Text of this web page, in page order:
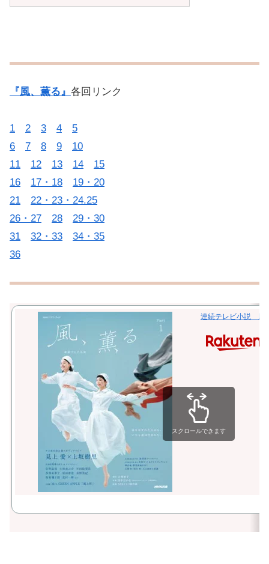
『風、薫る』 各回リンク
1 2 3 4
5
6
7 8 9
10
11
12 13 14
15
16
17・18
19・20
21
22・23・24.25
26・27
28
29・30
31
32・33
34・35
36
連続テレビ小説 風
スクロールできます